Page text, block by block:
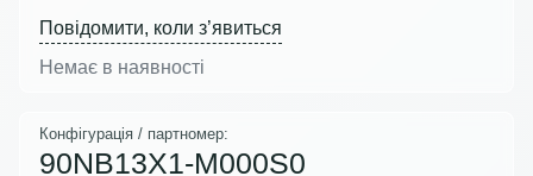
Повідомити, коли з’явиться
Немає в наявності
Конфігурація / партномер:
90NB13X1-M000S0